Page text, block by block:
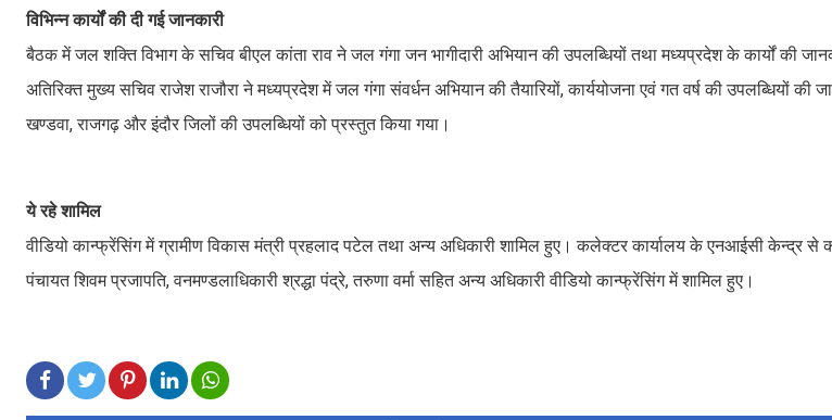
विभिन्न कार्यों की दी गई जानकारी
बैठक में जल शक्ति विभाग के सचिव बीएल कांता राव ने जल गंगा जन भागीदारी अभियान की उपलब्धियों तथा मध्यप्रदेश के कार्यों की
अतिरिक्त मुख्य सचिव राजेश राजौरा ने मध्यप्रदेश में जल गंगा संवर्धन अभियान की तैयारियों, कार्ययोजना एवं गत वर्ष की उपलब्धियों की
खण्डवा, राजगढ़ और इंदौर जिलों की उपलब्धियों को प्रस्तुत किया गया।
ये रहे शामिल
वीडियो कान्फ्रेंसिंग में ग्रामीण विकास मंत्री प्रहलाद पटेल तथा अन्य अधिकारी शामिल हुए। कलेक्टर कार्यालय के एनआईसी केन्द्र
पंचायत शिवम प्रजापति, वनमण्डलाधिकारी श्रद्धा पंद्रे, तरुणा वर्मा सहित अन्य अधिकारी वीडियो कान्फ्रेंसिंग में शामिल हुए।